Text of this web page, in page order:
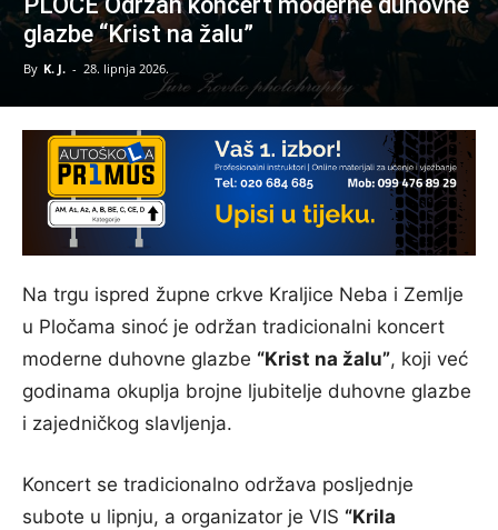
glazbe “Krist na žalu”
By K. J. - 28. lipnja 2026.
Na trgu ispred župne crkve Kraljice Neba i Zemlje
u Pločama sinoć je održan tradicionalni koncert
moderne duhovne glazbe “Krist na žalu”, koji već
godinama okuplja brojne ljubitelje duhovne glazbe
i zajedničkog slavljenja.
Koncert se tradicionalno održava posljednje
subote u lipnju, a organizator je VIS “Krila